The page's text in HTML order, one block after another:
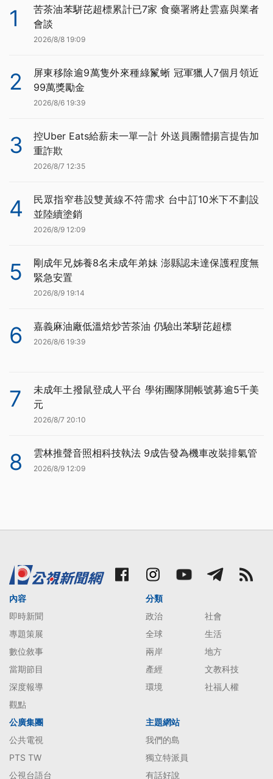
1
苦茶油苯駢芘超標累計已7家 食藥署將赴雲嘉與業者
會談
2026/8/8 19:09
2
屏東移除逾9萬隻外來種綠鬣蜥 冠軍獵人7個月領近
99萬獎勵金
2026/8/6 19:39
3
控Uber Eats給薪未一單一計 外送員團體揚言提告加
重詐欺
2026/8/7 12:35
4
民眾指窄巷設雙黃線不符需求 台中訂10米下不劃設
並陸續塗銷
2026/8/9 12:09
5
剛成年兄姊養8名未成年弟妹 澎縣認未達保護程度無
緊急安置
2026/8/9 19:14
6 嘉義麻油廠低溫焙炒苦茶油 仍驗出苯駢芘超標
2026/8/6 19:39
7
未成年土撥鼠登成人平台 學術團隊開帳號募逾5千美
元
2026/8/7 20:10
8 雲林推聲音照相科技執法 9成告發為機車改裝排氣管
2026/8/9 12:09
內容
即時新聞
專題策展
數位敘事
當期節目
深度報導
觀點
分類
政治
社會
全球
生活
兩岸
地方
產經
文教科技
環境
社福人權
公廣集團
公共電視
PTS TW
公視台語台
主題網站
我們的島
獨立特派員
有話好說